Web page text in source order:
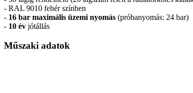
- RAL 9010 fehér színben
- 16 bar maximális üzemi nyomás (próbanyomás: 24 bar)
- 10 év jótállás
Műszaki adatok